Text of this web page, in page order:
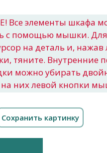
Все элементы шкафа
с помощью мышки. Для
на деталь и, нажав
тяните. Внутренние
можно убирать
них левой кнопки